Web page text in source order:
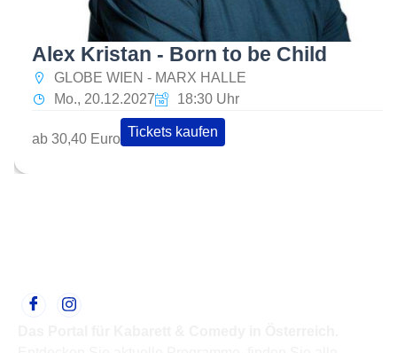
Alex Kristan - Born to be Child
GLOBE WIEN - MARX HALLE
Mo., 20.12.2027
18:30 Uhr
ab 30,40 Euro Tickets kaufen